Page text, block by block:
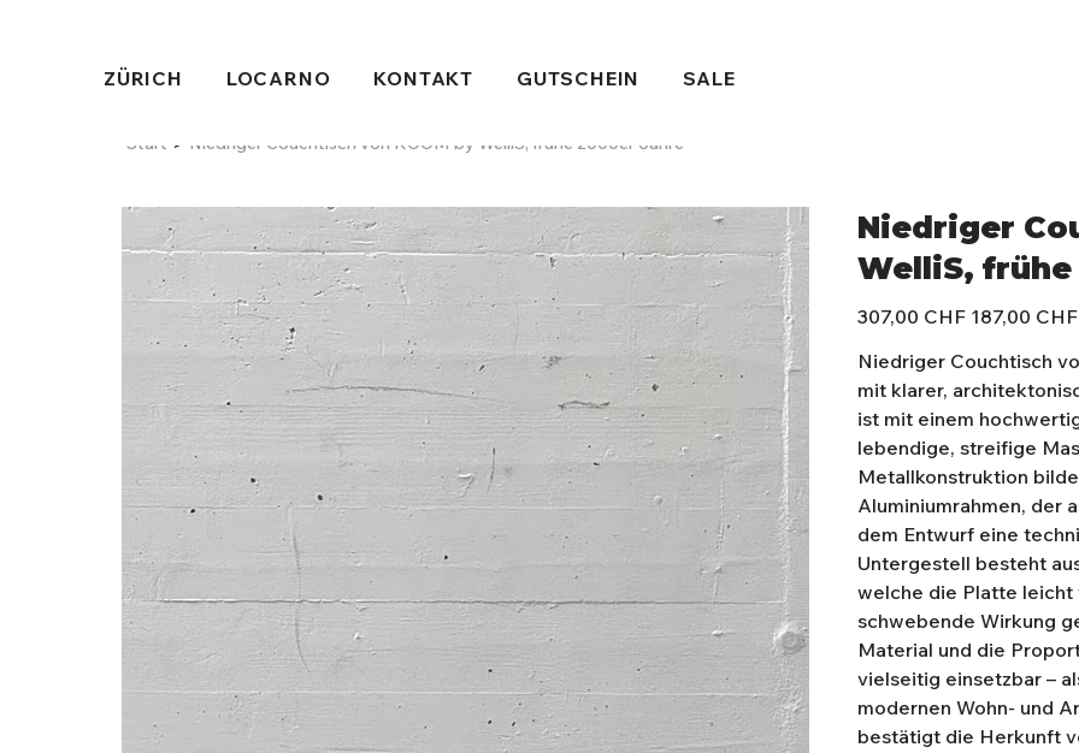
ZÜRICH LOCARNO KONTAKT GUTSCHEIN SALE
Start > Niedriger Couchtisch von ROOM by WelliS, frühe 2000er Jahre
Niedriger
WelliS, frühe
Ursprünglicher
Preis
307,00 CHF Angebotspreis
187,00 CHF
Niedriger Couchtisch
mit klarer,
ist mit einem
lebendige, streifige
Metallkonstruktion
Aluminiumrahmen, der
dem Entwurf eine
Untergestell besteht
welche die Platte leicht
schwebende Wirkung
Material und die
vielseitig einsetzbar –
modernen Wohn- und
bestätigt die Herkunft